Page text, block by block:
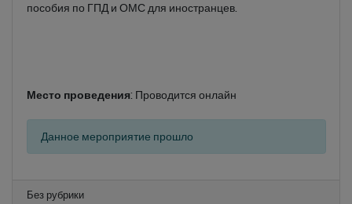
пособия по ГПД и ОМС для иностранцев.
Место проведения: Проводится онлайн
Данное мероприятие прошло
Без рубрики